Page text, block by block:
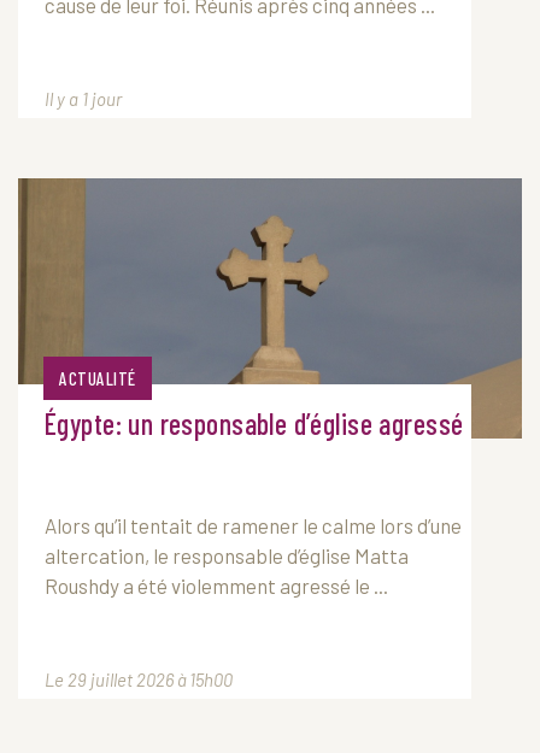
cause de leur foi. Réunis après cinq années ...
Il y a 1 jour
ACTUALITÉ
Égypte: un responsable d’église agressé
Alors qu’il tentait de ramener le calme lors d’une
altercation, le responsable d’église Matta
Roushdy a été violemment agressé le ...
Le 29 juillet 2026 à 15h00